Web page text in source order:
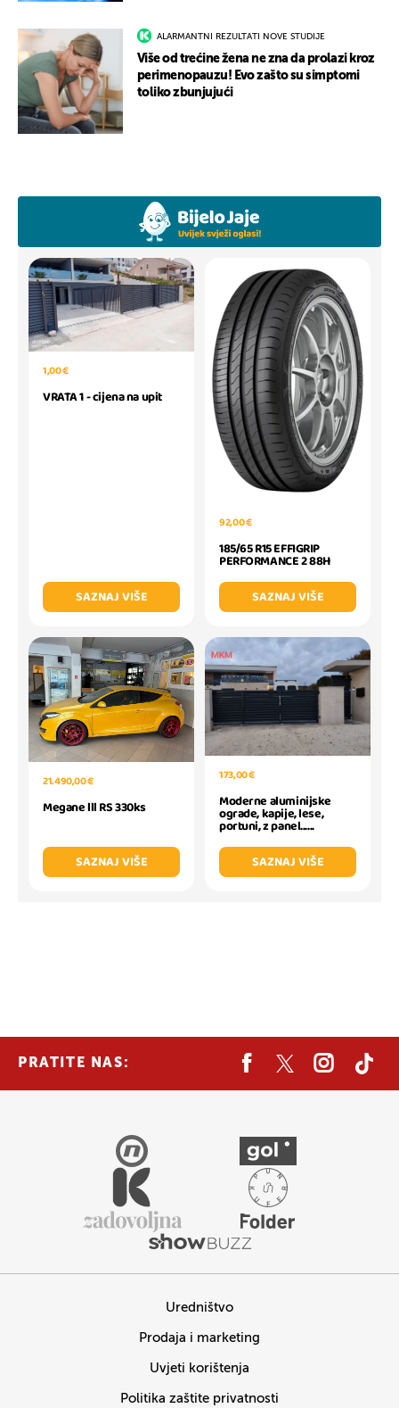
ALARMANTNI REZULTATI NOVE STUDIJE
Više od trećine žena ne zna da prolazi kroz
perimenopauzu! Evo zašto su simptomi
toliko zbunjujući
1,00 €
VRATA 1 - cijena na upit
SAZNAJ VIŠE
92,00 €
185/65 R15 EFFIGRIP
PERFORMANCE 2 88H
SAZNAJ VIŠE
21.490,00 €
Megane lll RS 330ks
SAZNAJ VIŠE
173,00 €
Moderne aluminijske
ograde, kapije, lese,
portuni, z panel......
SAZNAJ VIŠE
PRATITE NAS:
Uredništvo
Prodaja i marketing
Uvjeti korištenja
Politika zaštite privatnosti